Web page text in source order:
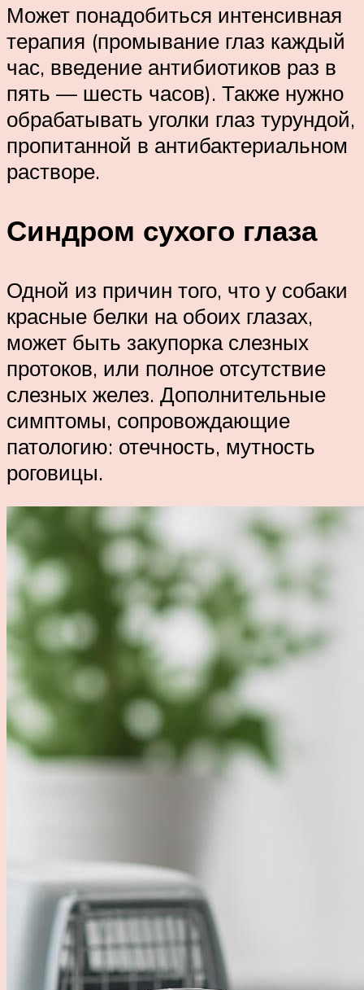
Может понадобиться интенсивная
терапия (промывание глаз каждый
час, введение антибиотиков раз в
пять — шесть часов). Также нужно
обрабатывать уголки глаз турундой,
пропитанной в антибактериальном
растворе.
Синдром сухого глаза
Одной из причин того, что у собаки
красные белки на обоих глазах,
может быть закупорка слезных
протоков, или полное отсутствие
слезных желез. Дополнительные
симптомы, сопровождающие
патологию: отечность, мутность
роговицы.